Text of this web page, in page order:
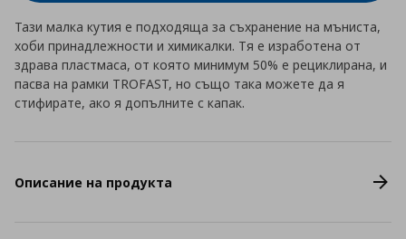
Тази малка кутия е подходяща за съхранение на мъниста,
хоби принадлежности и химикалки. Тя е изработена от
здрава пластмаса, от която минимум 50% е рециклирана, и
пасва на рамки TROFAST, но също така можете да я
стифирате, ако я допълните с капак.
Описание на продукта